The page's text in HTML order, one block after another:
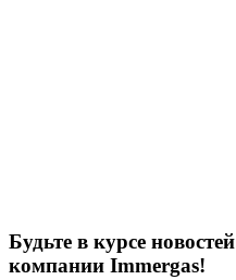
Будьте в курсе новостей
компании Immergas!